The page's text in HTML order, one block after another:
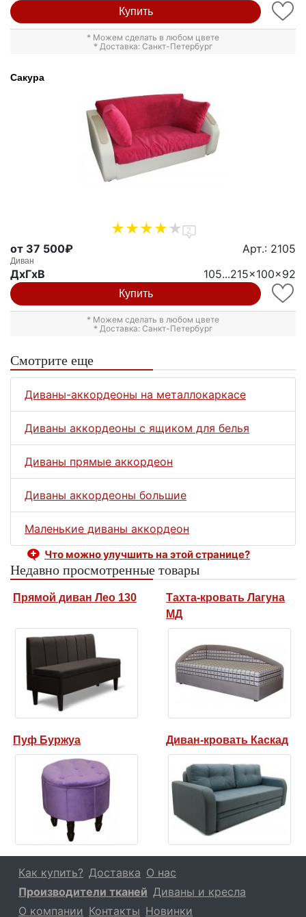
Купить
* Можем сделать в любом цвете
* Доставка: Санкт-Петербург
Сакура
2
от 37 500₽ Арт.: 2105
Диван
ДxГxВ 105...215x100x92
Купить
* Можем сделать в любом цвете
* Доставка: Санкт-Петербург
Смотрите еще
Диваны-аккордеоны на металлокаркасе
Диваны аккордеоны с ящиком для белья
Диваны прямые аккордеон
Диваны аккордеоны большие
Маленькие диваны аккордеон
Что можно улучшить на этой странице?
Недавно просмотренные товары
Прямой диван Лео 130
Тахта-кровать Лагуна
МД
Пуф Буржуа Диван-кровать Каскад
Как купить? Доставка О нас
Производители тканей Диваны и кресла
О компании Контакты Новинки